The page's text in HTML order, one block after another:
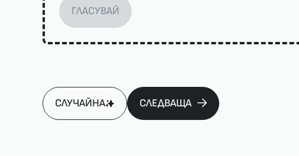
ГЛАСУВАЙ
СЛУЧАЙНА СЛЕДВАЩА